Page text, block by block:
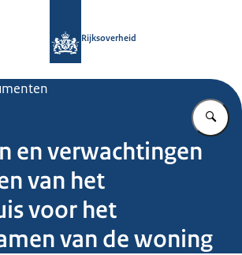
Rijksoverheid
en verwachtingen
van het
voor het
van de woning